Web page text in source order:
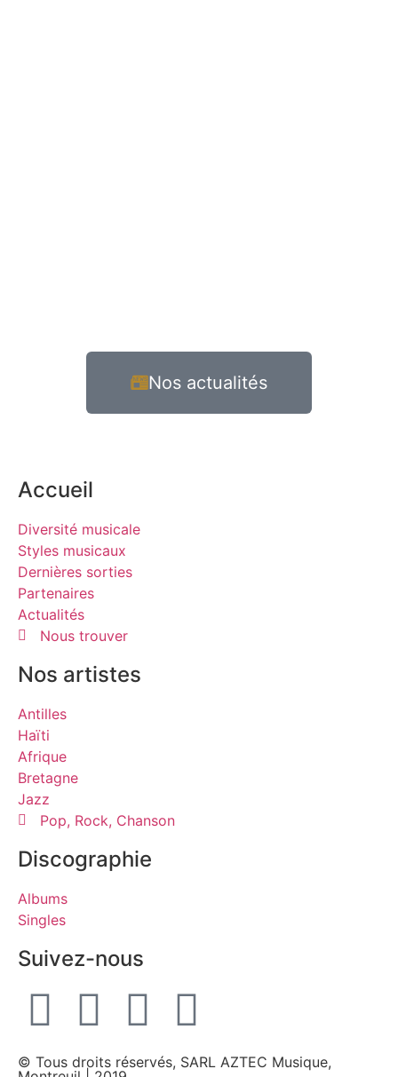
Nos actualités
Accueil
Diversité musicale
Styles musicaux
Dernières sorties
Partenaires
Actualités
Nous trouver
Nos artistes
Antilles
Haïti
Afrique
Bretagne
Jazz
Pop, Rock, Chanson
Discographie
Albums
Singles
Suivez-nous
© Tous droits réservés, SARL AZTEC Musique,